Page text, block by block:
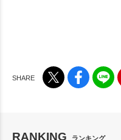
RANKING ランキング